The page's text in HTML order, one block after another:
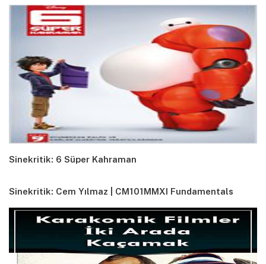
Sinekritik: 6 Süper Kahraman
Sinekritik: Cem Yılmaz | CM101MMXI Fundamentals